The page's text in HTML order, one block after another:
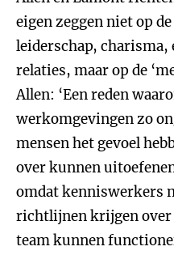
eigen zeggen niet op
leiderschap,
relaties, maar op de
Allen: ‘Een reden
werkomgevingen zo
mensen het gevoel
over kunnen
omdat kenniswerkers
richtlijnen krijgen over
team kunnen